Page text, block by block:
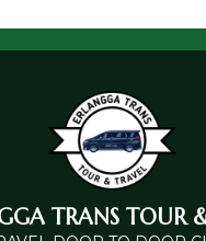
TRANS TOUR